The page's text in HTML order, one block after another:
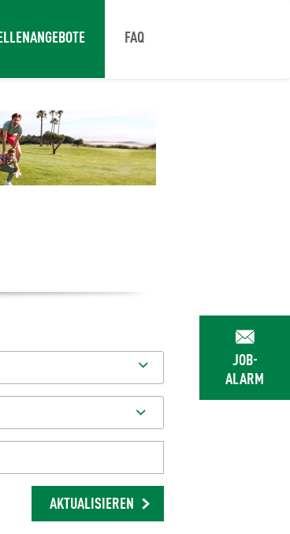
FAQ
AKTUALISIEREN
JOB-
ALARM